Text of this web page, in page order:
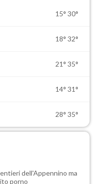
15° 30°
18° 32°
21° 35°
14° 31°
28° 35°
dell'Appennino ma
porno